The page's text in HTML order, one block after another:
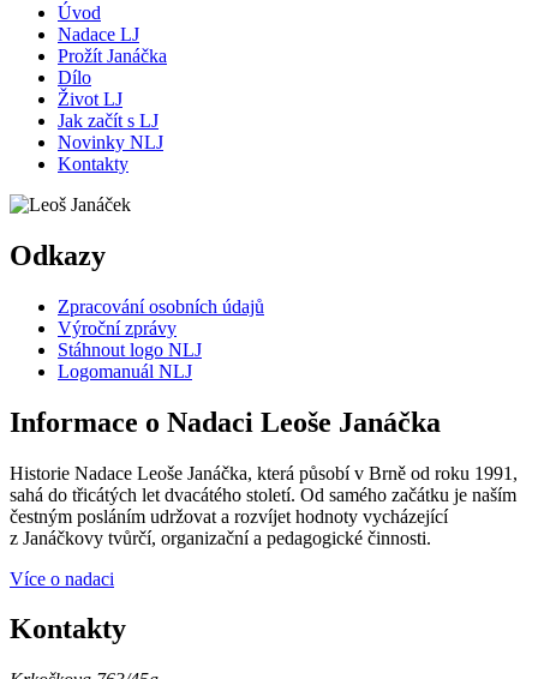
Úvod
Nadace LJ
Prožít Janáčka
Dílo
Život LJ
Jak začít s LJ
Novinky NLJ
Kontakty
Odkazy
Zpracování osobních údajů
Výroční zprávy
Stáhnout logo NLJ
Logomanuál NLJ
Informace o Nadaci Leoše Janáčka
Historie Nadace Leoše Janáčka, která působí v Brně od roku 1991,
sahá do třicátých let dvacátého století. Od samého začátku je naším
čestným posláním udržovat a rozvíjet hodnoty vycházející
z Janáčkovy tvůrčí, organizační a pedagogické činnosti.
Více o nadaci
Kontakty